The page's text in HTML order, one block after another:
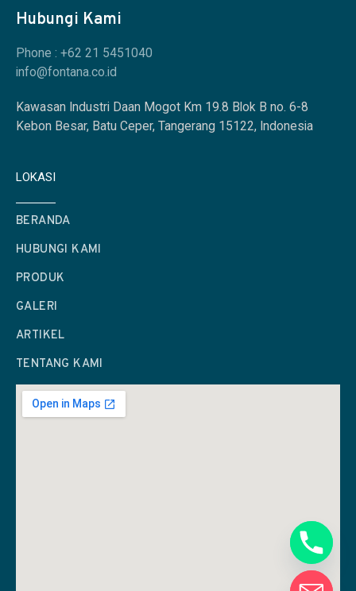
Hubungi Kami
Phone : +62 21 5451040
info@fontana.co.id
Kawasan Industri Daan Mogot Km 19.8 Blok B no. 6-8
Kebon Besar, Batu Ceper, Tangerang 15122, Indonesia
LOKASI
BERANDA
HUBUNGI KAMI
PRODUK
GALERI
ARTIKEL
TENTANG KAMI